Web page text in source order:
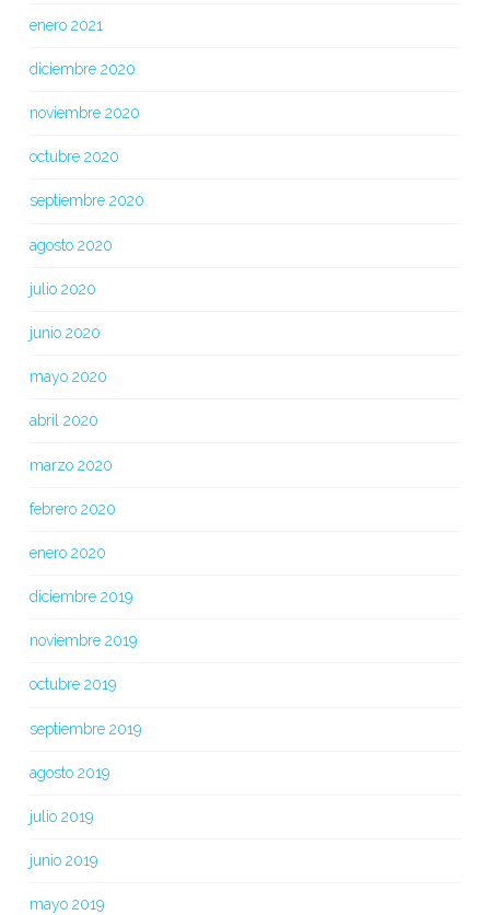
enero 2021
diciembre 2020
noviembre 2020
octubre 2020
septiembre 2020
agosto 2020
julio 2020
junio 2020
mayo 2020
abril 2020
marzo 2020
febrero 2020
enero 2020
diciembre 2019
noviembre 2019
octubre 2019
septiembre 2019
agosto 2019
julio 2019
junio 2019
mayo 2019